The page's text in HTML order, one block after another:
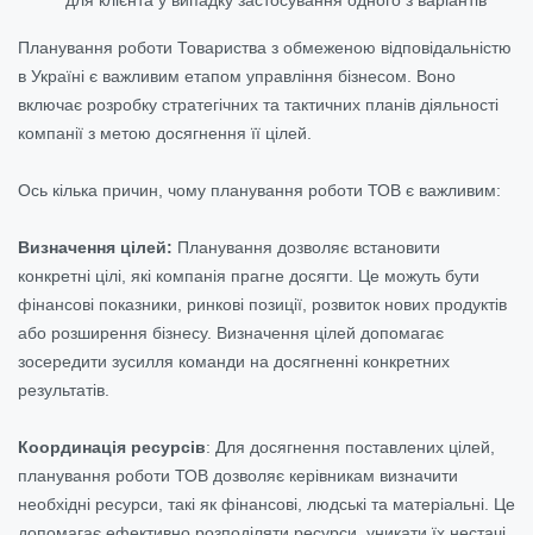
Планування роботи Товариства з обмеженою відповідальністю
в Україні є важливим етапом управління бізнесом. Воно
включає розробку стратегічних та тактичних планів діяльності
компанії з метою досягнення її цілей.
Ось кілька причин, чому планування роботи ТОВ є важливим:
Визначення цілей: Планування дозволяє встановити
конкретні цілі, які компанія прагне досягти. Це можуть бути
фінансові показники, ринкові позиції, розвиток нових продуктів
або розширення бізнесу. Визначення цілей допомагає
зосередити зусилля команди на досягненні конкретних
результатів.
Координація ресурсів: Для досягнення поставлених цілей,
планування роботи ТОВ дозволяє керівникам визначити
необхідні ресурси, такі як фінансові, людські та матеріальні. Це